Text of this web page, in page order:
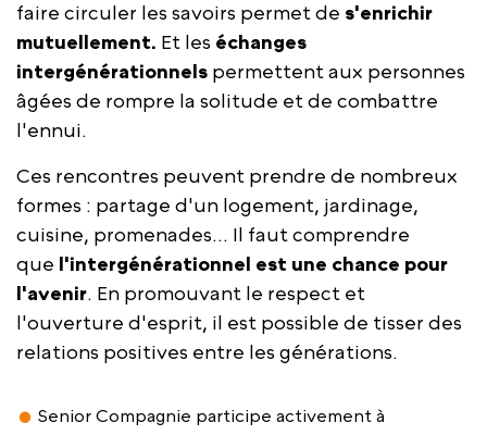
faire circuler les savoirs permet de s'enrichir
mutuellement. Et les échanges
intergénérationnels permettent aux personnes
âgées de rompre la solitude et de combattre
l'ennui.
Ces rencontres peuvent prendre de nombreux
formes : partage d'un logement, jardinage,
cuisine, promenades... Il faut comprendre
que l'intergénérationnel est une chance pour
l'avenir. En promouvant le respect et
l'ouverture d'esprit, il est possible de tisser des
relations positives entre les générations.
Senior Compagnie participe activement à